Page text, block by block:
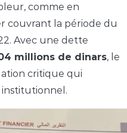
comme en
couvrant la période du
Avec une dette
millions de dinars, le
critique qui
institutionnel.